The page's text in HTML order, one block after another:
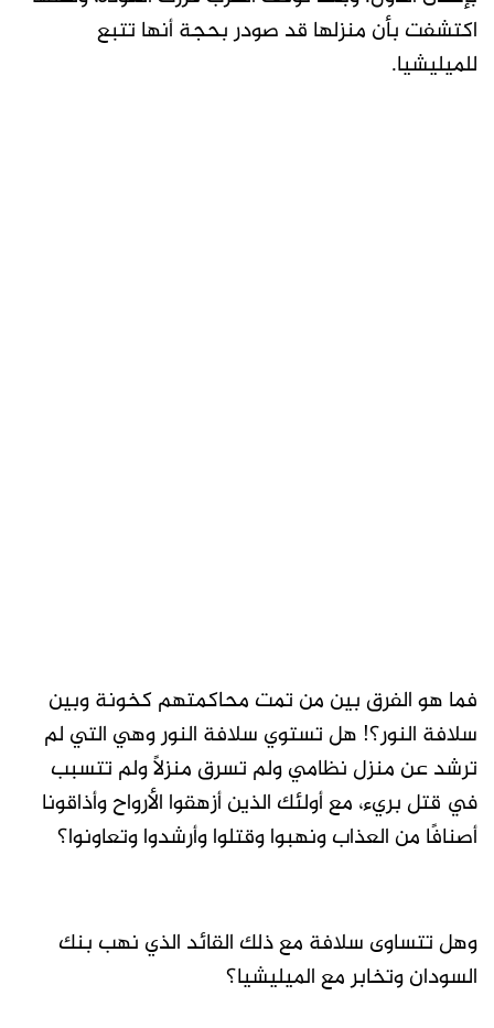
اكتشفت بأن منزلها قد صودر بحجة أنها تتبع
للميليشيا.
فما هو الفرق بين من تمت محاكمتهم كخونة وبين
سلافة النور؟! هل تستوي سلافة النور وهي التي لم
ترشد عن منزل نظامي ولم تسرق منزلًا ولم تتسبب
في قتل بريء، مع أولئك الذين أزهقوا الأرواح وأذاقونا
أصنافًا من العذاب ونهبوا وقتلوا وأرشدوا وتعاونوا؟
وهل تتساوى سلافة مع ذلك القائد الذي نهب بنك
السودان وتخابر مع الميليشيا؟